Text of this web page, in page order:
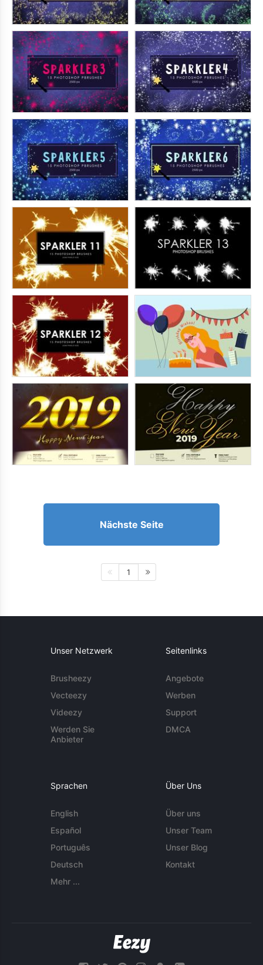
Nächste Seite
1
Unser Netzwerk
Brusheezy
Vecteezy
Videezy
Werden Sie
Anbieter
Seitenlinks
Angebote
Werben
Support
DMCA
Sprachen
English
Español
Português
Deutsch
Mehr ...
Über Uns
Über uns
Unser Team
Unser Blog
Kontakt